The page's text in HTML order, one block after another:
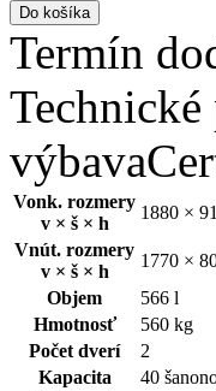
Do košíka
Termín
Technické
výbava
Vonk. rozmery
v × š × h
1880 ×
Vnút. rozmery
v × š × h
1770 ×
Objem
566 l
Hmotnosť
560 kg
Počet dverí
2
Kapacita
40